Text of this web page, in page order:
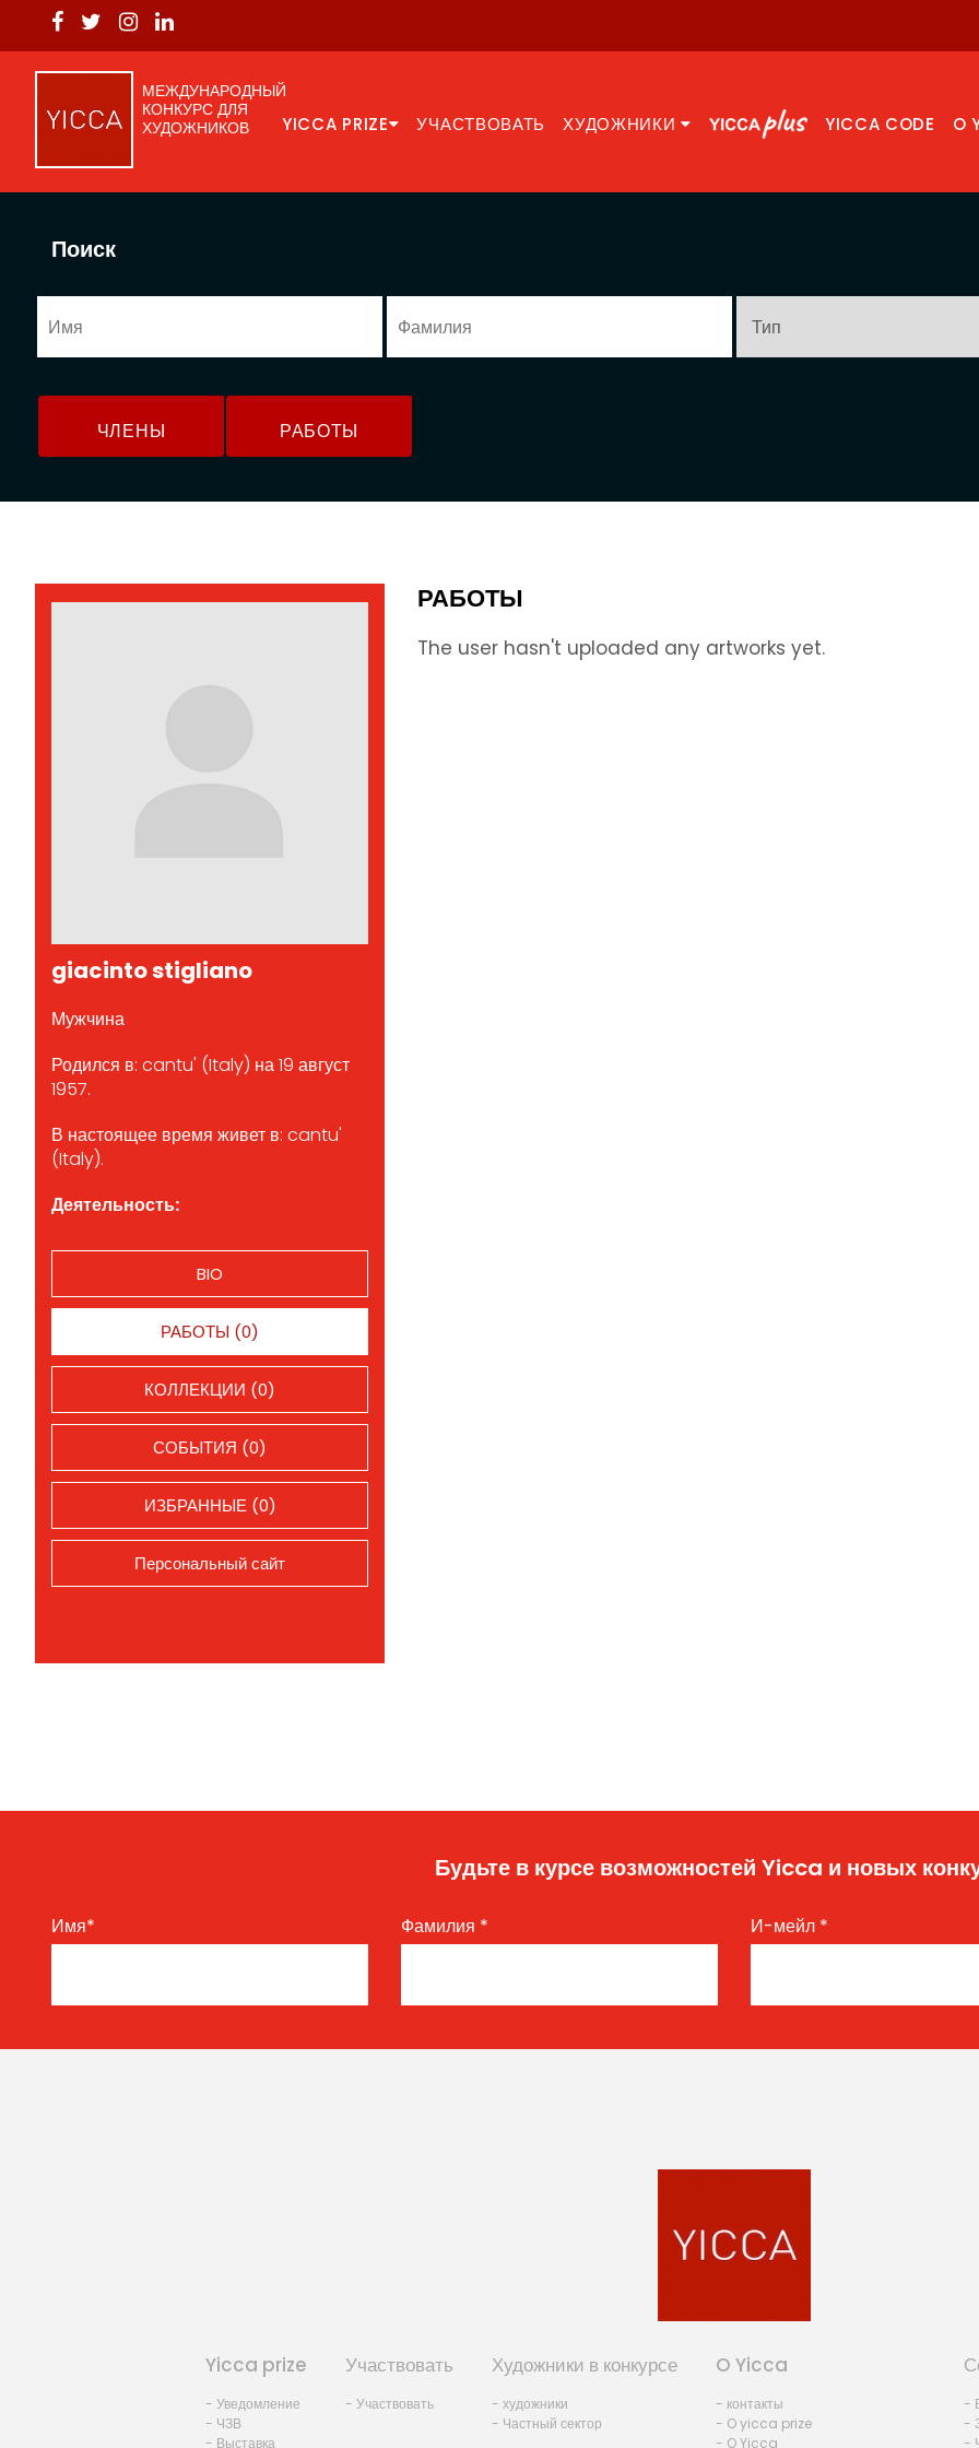
МЕЖДУНАРОДНЫЙ
КОНКУРС ДЛЯ
ХУДОЖНИКОВ
YICCA PRIZE УЧАСТВОВАТЬ ХУДОЖНИКИ YICCA CODE O
Поиск
ЧЛЕНЫ РАБОТЫ
giacinto stigliano
Мужчина
Родился в: cantu' (Italy) на 19 август
1957.
В настоящее время живет в: cantu'
(Italy).
Деятельность:
BIO
РАБОТЫ (0)
КОЛЛЕКЦИИ (0)
СОБЫТИЯ (0)
ИЗБРАННЫЕ (0)
Персональный сайт
РАБОТЫ
The user hasn't uploaded any artworks yet.
Будьте в курсе возможностей Yicca и новых
Имя* Фамилия * И-мейл *
Yicca prize
- Уведомление
- ЧЗВ
- Выставка
Участвовать
- Участвовать
Художники в конкурсе
- художники
- Частный сектор
O Yicca
- контакты
- O yicca prize
- O Yicca
-
-
-